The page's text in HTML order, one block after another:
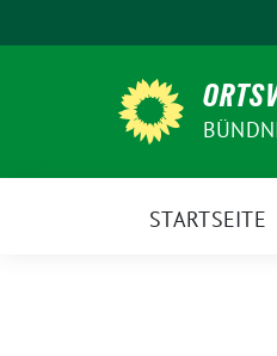
zum
STARTSEITE